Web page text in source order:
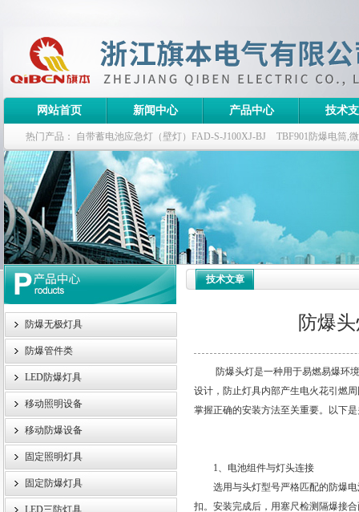
浙江旗本电气有限公司
网站首页 新闻中心 产品中心 技术
热门产品： 自带蓄电池应急灯（壁灯）FAD-S-J100XJ-BJ TBF901防爆电筒,
栏式无极灯 G9960-W120W长寿无极工厂灯,三防无极灯
防爆泛光灯
防爆无极灯具
防爆管件类
LED防爆灯具
移动照明设备
移动防爆设备
固定照明灯具
固定防爆灯具
LED三防灯具
技术文章
防爆
防爆头灯是一种用于易燃易爆环境
设计，防止灯具内部产生电火花引燃
掌握正确的安装方法至关重要。以下
1、电池组件与灯头连接
选用与头灯型号严格匹配的防爆电
扣。安装完成后，用塞尺检测隔爆接